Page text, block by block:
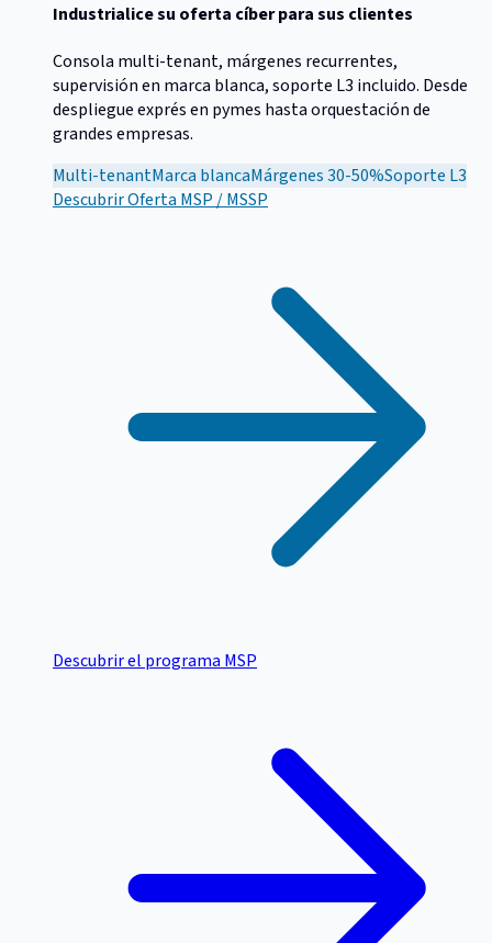
Industrialice su oferta cíber para sus clientes
Consola multi-tenant, márgenes recurrentes,
supervisión en marca blanca, soporte L3 incluido. Desde
despliegue exprés en pymes hasta orquestación de
grandes empresas.
Multi-tenantMarca blancaMárgenes 30-50%Soporte L3
DescubrirOferta MSP / MSSP
Descubrir el programa MSP